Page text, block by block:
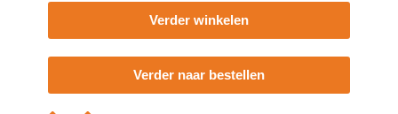
Verder winkelen
Verder naar bestellen